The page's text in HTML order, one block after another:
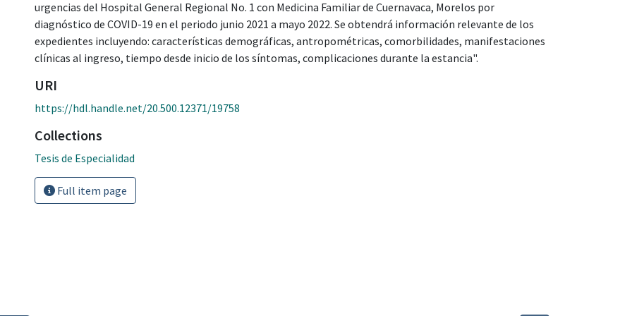
urgencias del Hospital General Regional No. 1 con Medicina Familiar de Cuernavaca, Morelos por
diagnóstico de COVID-19 en el periodo junio 2021 a mayo 2022. Se obtendrá información relevante de los
expedientes incluyendo: características demográficas, antropométricas, comorbilidades, manifestaciones
clínicas al ingreso, tiempo desde inicio de los síntomas, complicaciones durante la estancia".
URI
https://hdl.handle.net/20.500.12371/19758
Collections
Tesis de Especialidad
Full item page